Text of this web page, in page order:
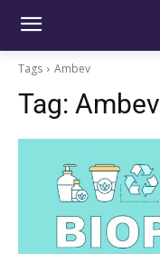
Tags Ambev
Tag: Ambev